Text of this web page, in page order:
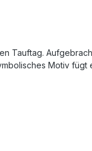
Tauftag.
Motiv fügt